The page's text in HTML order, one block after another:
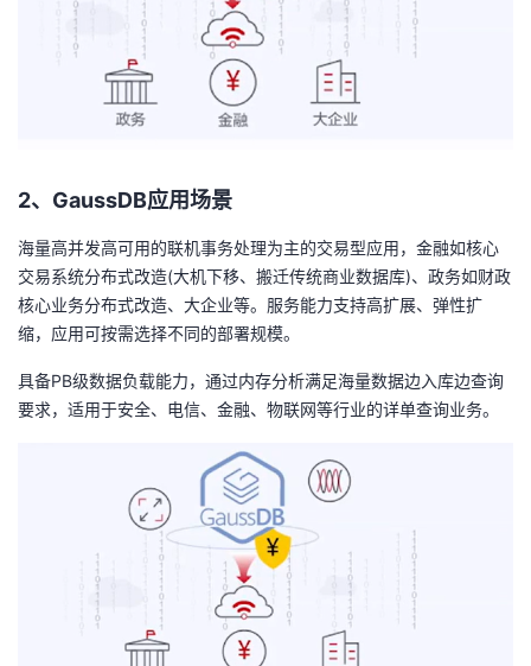
的
课
程
我
的
认
我
的
我
技
术
支
的
云
声
议
2、 GaussDB应用场景
海量高并发高可用的联机事务处理为主的交易型应用，金融如核心
交易系统分布式改造(大机下移、搬迁传统商业数据库)、政务如财政
核心业务分布式改造、大企业等。服务能力支持高扩展、弹性扩
缩，应用可按需选择不同的部署规模。
具备PB级数据负载能力，通过内存分析满足海量数据边入库边查询
要求，适用于安全、电信、金融、物联网等行业的详单查询业务。